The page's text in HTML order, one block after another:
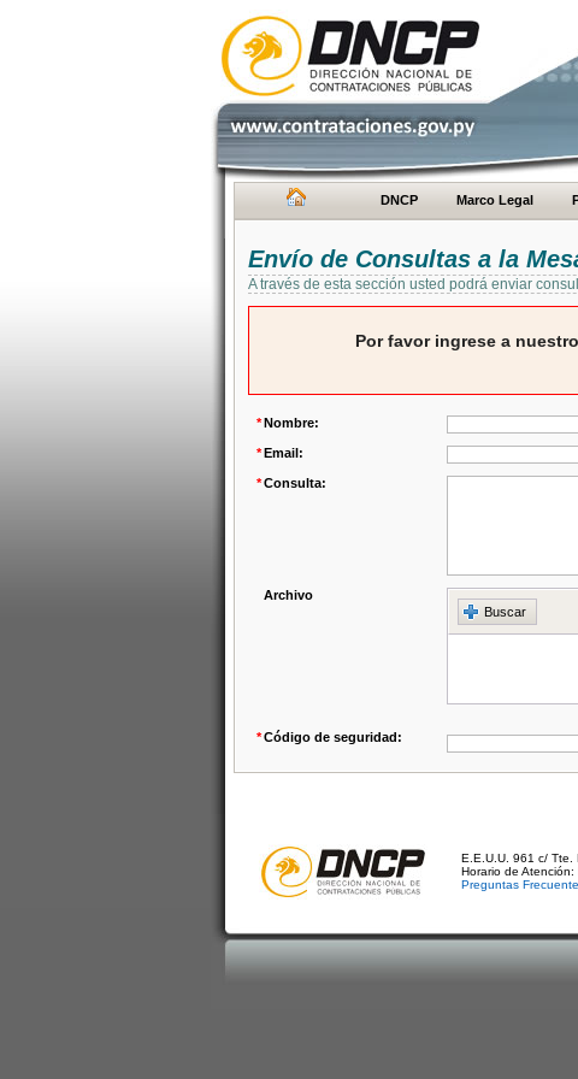
DNCP Marco Legal
Envío de Consultas a la
A través de esta sección usted podrá enviar
Por favor ingrese a
*Nombre:
*Email:
*Consulta:
Archivo
Buscar
*Código de seguridad:
E.E.U.U. 961 c/ Tte.
Horario de
Preguntas